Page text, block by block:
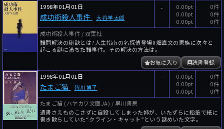
1998年01月01日
成功術殺人事件 大谷羊太郎
-
0.00pt
0.00pt
0.00pt
0件
0件
0件
成功術殺人事件 / 双葉社
難問解決の秘訣とは?人生指南の名探偵登場!!畑直文の家族に次々と
起こる謎に満ちた難事件。その解決の方法は。
読書登録
お気に入り
1998年01月01日
たまご猫 皆川博子
-
0.00pt
0.00pt
0.00pt
0件
0件
0件
たまご猫 (ハヤカワ文庫JA) / 早川書房
遺書さえものこさずに自殺してしまった姉が、いたずらに鉛筆で紙に
書き散らしていた“クライン・キャット”という謎めいた文字。